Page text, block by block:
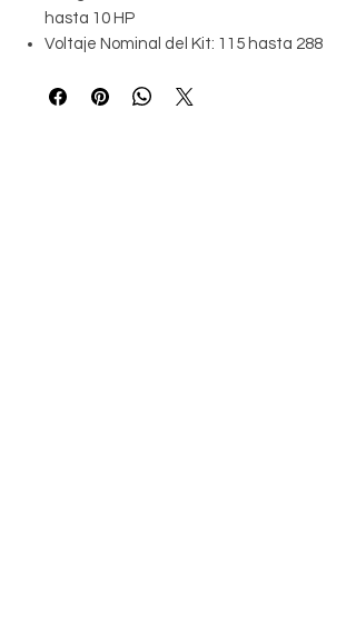
hasta 10 HP
Voltaje Nominal del Kit: 115 hasta 288
Corriente Máxima: 22 Amperes